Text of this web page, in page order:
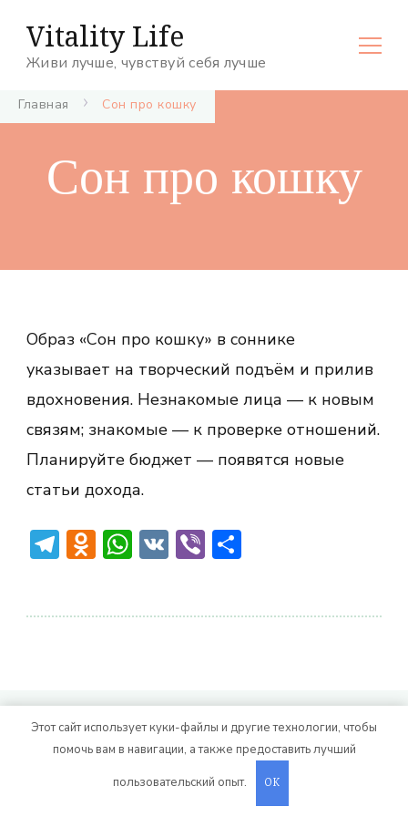
Vitality Life
Живи лучше, чувствуй себя лучше
Главная Сон про кошку
Сон про кошку
Образ «Сон про кошку» в соннике
указывает на творческий подъём и прилив
вдохновения. Незнакомые лица — к новым
связям; знакомые — к проверке отношений.
Планируйте бюджет — появятся новые
статьи дохода.
Telegram
Odnoklassniki
WhatsApp
VKViber
© Авторское право 2026 Vitality Life. Все права
защищены.CoachPress Lite | от автора
Blossom Themes. На платформеWordPress
Этот сайт использует куки-файлы и другие технологии, чтобы
помочь вам в навигации, а также предоставить лучший
пользовательский опыт.
OK